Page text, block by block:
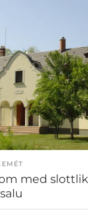
med